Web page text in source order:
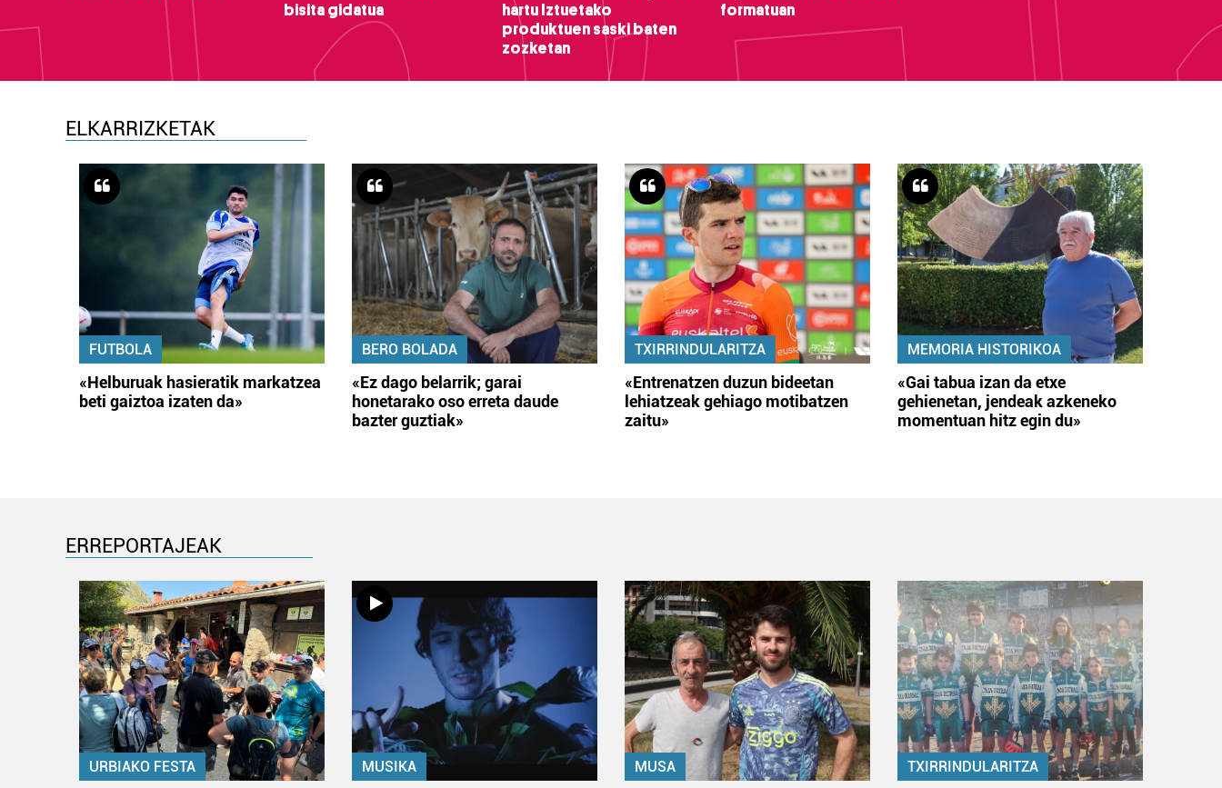
bisita gidatua
hartu Iztuetako
produktuen saski baten
zozketan
formatuan
ELKARRIZKETAK
FUTBOLA
«Helburuak hasieratik markatzea
beti gaiztoa izaten da»
BERO BOLADA
«Ez dago belarrik; garai
honetarako oso erreta daude
bazter guztiak»
TXIRRINDULARITZA
«Entrenatzen duzun bideetan
lehiatzeak gehiago motibatzen
zaitu»
MEMORIA HISTORIKOA
«Gai tabua izan da etxe
gehienetan, jendeak azkeneko
momentuan hitz egin du»
ERREPORTAJEAK
URBIAKO FESTA MUSIKA MUSA TXIRRINDULARITZA